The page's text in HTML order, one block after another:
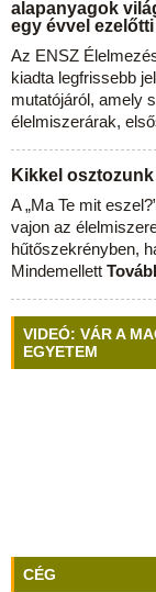
alapanyagok
egy évvel
Az ENSZ
kiadta legfrissebb
mutatójáról, amely
élelmiszerárak,
Kikkel
A „Ma Te mit
vajon az
hűtőszekrényben,
Mindemellett
VIDEÓ: VÁR A
EGYETEM
CÉG